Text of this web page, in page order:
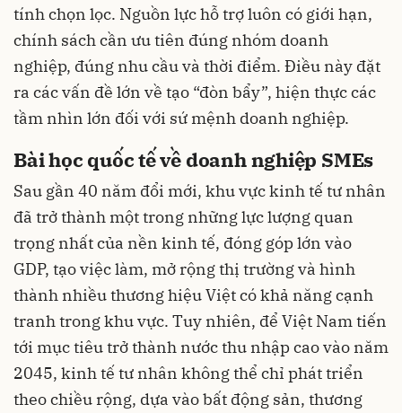
tính chọn lọc. Nguồn lực hỗ trợ luôn có giới hạn,
chính sách cần ưu tiên đúng nhóm doanh
nghiệp, đúng nhu cầu và thời điểm. Điều này đặt
ra các vấn đề lớn về tạo “đòn bẩy”, hiện thực các
tầm nhìn lớn đối với sứ mệnh doanh nghiệp.
Bài học quốc tế về doanh nghiệp SMEs
Sau gần 40 năm đổi mới, khu vực kinh tế tư nhân
đã trở thành một trong những lực lượng quan
trọng nhất của nền kinh tế, đóng góp lớn vào
GDP, tạo việc làm, mở rộng thị trường và hình
thành nhiều thương hiệu Việt có khả năng cạnh
tranh trong khu vực. Tuy nhiên, để Việt Nam tiến
tới mục tiêu trở thành nước thu nhập cao vào năm
2045, kinh tế tư nhân không thể chỉ phát triển
theo chiều rộng, dựa vào bất động sản, thương